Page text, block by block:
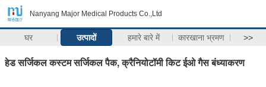
Nanyang Major Medical Products Co.,Ltd
घर उत्पादों हमारे बारे में कारखाना भ्रमण >>
हेड सर्जिकल कस्टम सर्जिकल पैक, क्रैनियोटॉमी किट ईओ गैस बंध्याकरण